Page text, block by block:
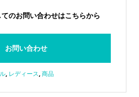
のお問い合わせはこちらから
お問い合わせ
, レディース,商品